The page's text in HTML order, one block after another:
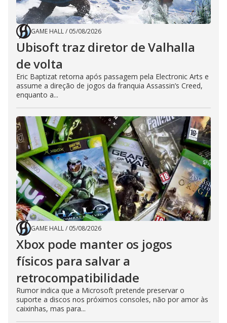
GAME HALL/ 05/08/2026
Ubisoft traz diretor de Valhalla
de volta
Eric Baptizat retorna após passagem pela Electronic Arts e
assume a direção de jogos da franquia Assassin’s Creed,
enquanto a...
GAME HALL/ 05/08/2026
Xbox pode manter os jogos
físicos para salvar a
retrocompatibilidade
Rumor indica que a Microsoft pretende preservar o
suporte a discos nos próximos consoles, não por amor às
caixinhas, mas para...